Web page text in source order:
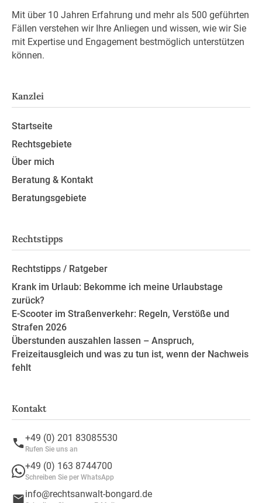
Mit über 10 Jahren Erfahrung und mehr als 500 geführten
Fällen verstehen wir Ihre Anliegen und wissen, wie wir Sie
mit Expertise und Engagement bestmöglich unterstützen
können.
Kanzlei
Startseite
Rechtsgebiete
Über mich
Beratung & Kontakt
Beratungsgebiete
Rechtstipps
Rechtstipps / Ratgeber
Krank im Urlaub: Bekomme ich meine Urlaubstage
zurück?
E-Scooter im Straßenverkehr: Regeln, Verstöße und
Strafen 2026
Überstunden auszahlen lassen – Anspruch,
Freizeitausgleich und was zu tun ist, wenn der Nachweis
fehlt
Kontakt
+49 (0) 201 83085530
Rufen Sie uns an
+49 (0) 163 8744700
Schreiben Sie per WhatsApp
info@rechtsanwalt-bongard.de